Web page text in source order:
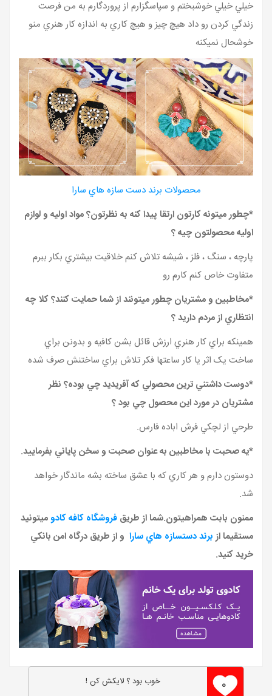
خيلي خيلي خوشبختم و سپاسگزارم از پروردگارم به من فرصت
زندگي کردن رو داد هيچ چيز و هيچ کاري به اندازه کار هنري منو
خوشحال نميکنه
محصولات برند دست سازه هاي سارا
*چطور ميتونه کارتون ارتقا پيدا کنه به نظرتون؟ مواد اوليه و لوازم
اوليه محصولتون چيه ؟
پارچه ، سنگ ، فلز ، شيشه تلاش کنم خلاقيت بيشتري بکار ببرم
متفاوت خاص کنم کارم رو
*مخاطبين و مشتريان چطور ميتونند از شما حمايت کنند؟ کلا چه
انتظاري از مردم داريد ؟
همينکه براي کار هنري ارزش قائل بشن کافيه و بدونن براي
ساخت يک اثر يا کار ساعتها فکر تلاش براي ساختنش صرف شده
*دوستداشتني ترين محصولي که آفريديد چي بوده؟ نظر
مشتريان در مورد اين محصول چي بود ؟
طرحي از لچکي فرش اباده فارس.
*يه صحبت با مخاطبين به عنوان صحبت و سخن پاياني بفرماييد.
دوستون دارم و هر کاري که با عشق ساخته بشه ماندگار خواهد
شد.
ممنون بابت همراهيتون.شما از طريق فروشگاه کافه کادوميتونيد
مستقيما از برند دستسازه هاي سارا و از طريق درگاه امن بانکي
خريد کنيد.
۰ خوب بود ؟ لایکش کن !